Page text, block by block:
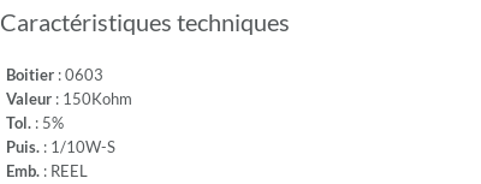
Caractéristiques techniques
Boitier : 0603
Valeur : 150Kohm
Tol. : 5%
Puis. : 1/10W-S
Emb. : REEL